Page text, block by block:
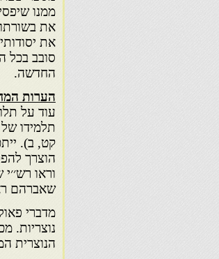
ממנו
את
את
סובב בכל
החדשה.
הערות
עוד על
תלמידו
קט, ב).
הוצרך
וראו
שאברהם
מדברי
נוצריות.
הנוצרית